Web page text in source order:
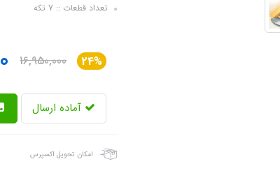
تعداد قطعات :: 7 تکه
24%
16,950,000
آماده ارسال
امکان تحویل اکسپرس